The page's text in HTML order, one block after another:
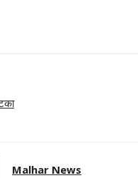
Malhar News